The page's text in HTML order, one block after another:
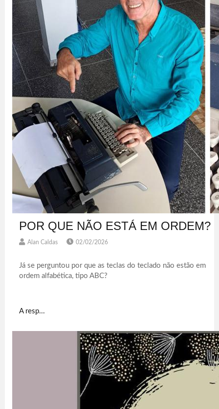
POR QUE NÃO ESTÁ EM ORDEM?
Alan Caldas 02/02/2026
Já se perguntou por que as teclas do teclado não estão em
ordem alfabética, tipo ABC?
A resp...